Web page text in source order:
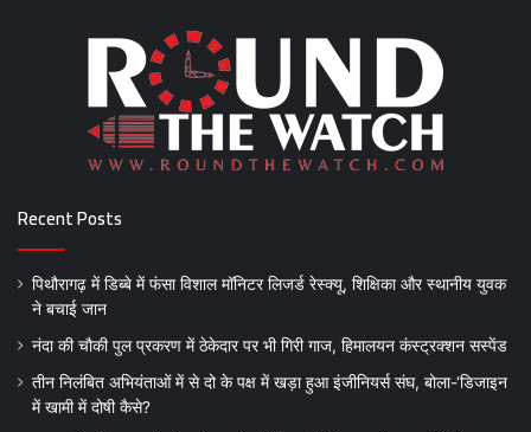
Recent Posts
पिथौरागढ़ में डिब्बे में फंसा विशाल मॉनिटर लिजर्ड रेस्क्यू, शिक्षिका और स्थानीय युवक
ने बचाई जान
नंदा की चौकी पुल प्रकरण में ठेकेदार पर भी गिरी गाज, हिमालयन कंस्ट्रक्शन सस्पेंड
तीन निलंबित अभियंताओं में से दो के पक्ष में खड़ा हुआ इंजीनियर्स संघ, बोला-‘डिजाइन
में खामी में दोषी कैसे?